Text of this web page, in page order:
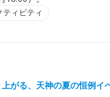
ィビティ
がる、天神の夏の恒例イ